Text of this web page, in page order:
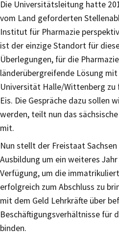
Die Universitätsleitung hatte
vom Land geforderten
Institut für Pharmazie
ist der einzige Standort für
Überlegungen, für die
länderübergreifende Lösung
Universität Halle/Wittenberg
Eis. Die Gespräche dazu sollen
werden, teilt nun das
mit.
Nun stellt der Freistaat
Ausbildung um ein weiteres
Verfügung, um die
erfolgreich zum Abschluss zu
mit dem Geld Lehrkräfte über
Beschäftigungsverhältnisse für
binden.